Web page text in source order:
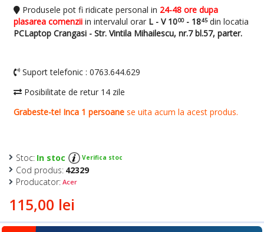
115,00 lei
Stoc: In stoc Verifica stoc
Cod produs: 42329
Producator: Acer